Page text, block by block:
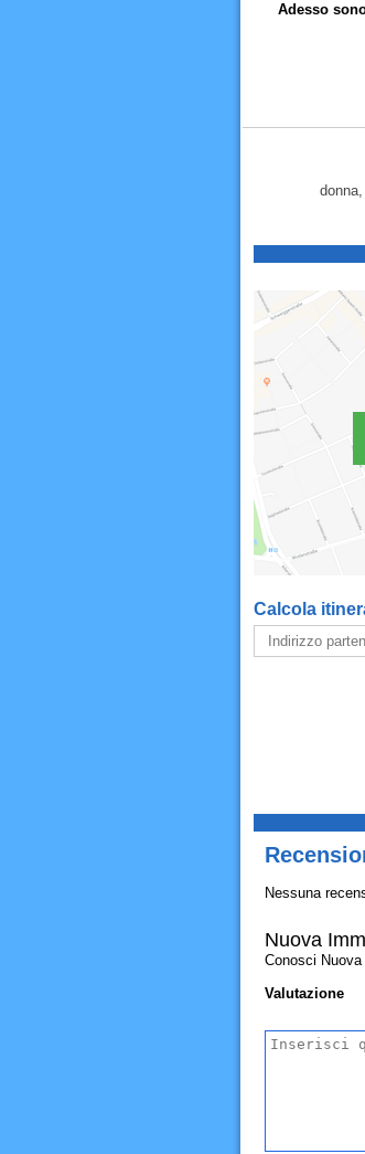
Adesso
Calcola
Nessuna
Nuova
Conosci
Valutazione